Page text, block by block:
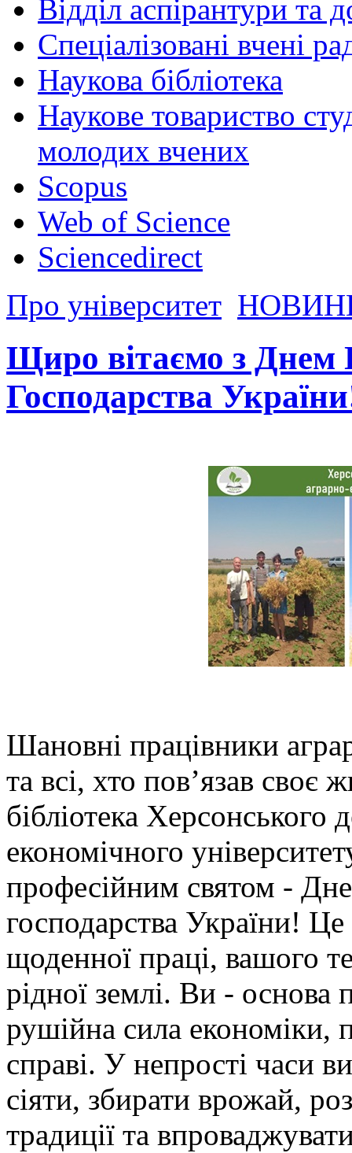
Відділ аспірантури та
Спеціалізовані вчені
Наукова бібліотека
Наукове товариство
молодих вчених
Scopus
Web of Science
Sciencedirect
Про університет
Щиро вітаємо з Днем
Господарства
Шановні працівники
та всі, хто пов’язав своє
бібліотека Херсонського
економічного
професійним святом -
господарства України!
щоденної праці, вашого
рідної землі. Ви - основа
рушійна сила економіки,
справі. У непрості часи
сіяти, збирати врожай,
традиції та